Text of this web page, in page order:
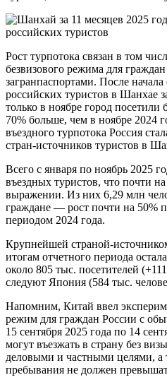
Рост турпотока связан в том
безвизового режима для
загранпаспортами. После начала
российских туристов в Шанхае
только в ноябре город
70% больше, чем в ноябре 2024
въездного турпотока Россия
стран-источников туристов в
Всего с января по ноябрь 2025
въездных туристов, что почти
выражении. Из них 6,29 млн
граждане — рост почти на 50%
периодом 2024 года.
Крупнейшей страной-
итогам отчетного периода
около 805 тыс. посетителей
следуют Япония (584 тыс.
Напомним, Китай ввел
режим для граждан России с
15 сентября 2025 года по 14
могут въезжать в страну без
деловыми и частными целями, а
пребывания не должен